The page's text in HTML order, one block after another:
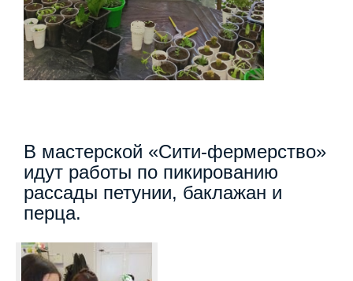
В мастерской «Сити-фермерство»
идут работы по пикированию
рассады петунии, баклажан и
перца.